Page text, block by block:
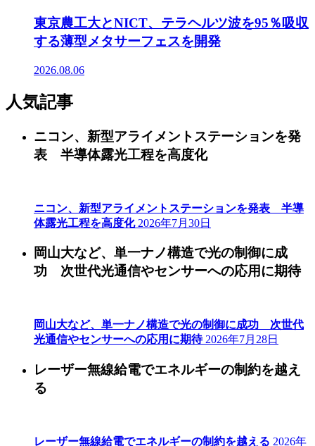
東京農工大とNICT、テラヘルツ波を95％吸収
する薄型メタサーフェスを開発
2026.08.06
人気記事
ニコン、新型アライメントステーションを発
表 半導体露光工程を高度化
ニコン、新型アライメントステーションを発表 半導
体露光工程を高度化 2026年7月30日
岡山大など、単一ナノ構造で光の制御に成
功 次世代光通信やセンサーへの応用に期待
岡山大など、単一ナノ構造で光の制御に成功 次世代
光通信やセンサーへの応用に期待 2026年7月28日
レーザー無線給電でエネルギーの制約を越え
る
レーザー無線給電でエネルギーの制約を越える 2026年